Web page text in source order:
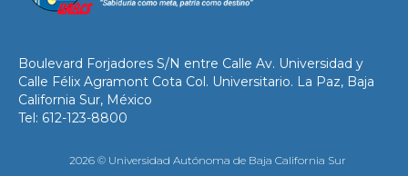
Boulevard Forjadores S/N entre Calle Av. Universidad y
Calle Félix Agramont Cota Col. Universitario. La Paz, Baja
California Sur, México
Tel: 612-123-8800
2026 © Universidad Autónoma de Baja California Sur